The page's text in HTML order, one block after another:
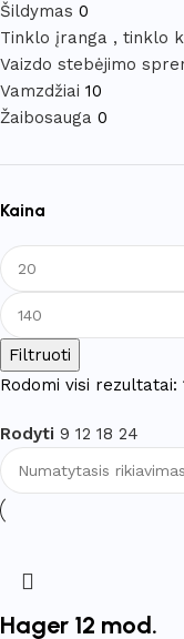
Šildymas 0
Tinklo įranga , tinklo
Vaizdo stebėjimo
Vamzdžiai 10
Žaibosauga 0
Kaina
Filtruoti
Rodomi visi rezultatai:
Rodyti 9 12 18 24
Hager 12 mod.